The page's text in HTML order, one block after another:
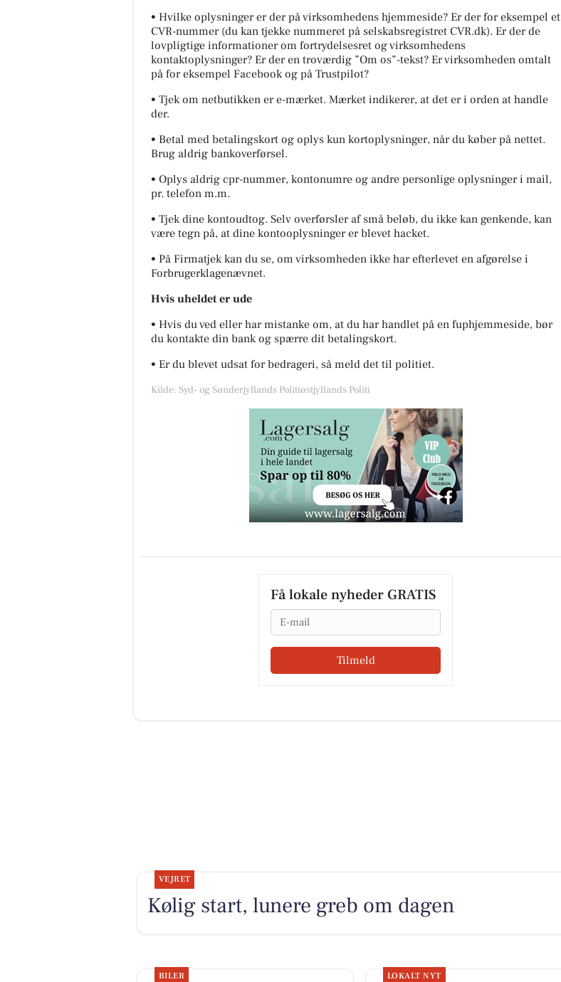
• Hvilke oplysninger er der på virksomhedens hjemmeside? Er der for eksempel et
CVR-nummer (du kan tjekke nummeret på selskabsregistret CVR.dk). Er der de
lovpligtige informationer om fortrydelsesret og virksomhedens
kontaktoplysninger? Er der en troværdig ”Om os”-tekst? Er virksomheden omtalt
på for eksempel Facebook og på Trustpilot?
• Tjek om netbutikken er e-mærket. Mærket indikerer, at det er i orden at handle
der.
• Betal med betalingskort og oplys kun kortoplysninger, når du køber på nettet.
Brug aldrig bankoverførsel.
• Oplys aldrig cpr-nummer, kontonumre og andre personlige oplysninger i mail,
pr. telefon m.m.
• Tjek dine kontoudtog. Selv overførsler af små beløb, du ikke kan genkende, kan
være tegn på, at dine kontooplysninger er blevet hacket.
• På Firmatjek kan du se, om virksomheden ikke har efterlevet en afgørelse i
Forbrugerklagenævnet.
Hvis uheldet er ude
• Hvis du ved eller har mistanke om, at du har handlet på en fuphjemmeside, bør
du kontakte din bank og spærre dit betalingskort.
• Er du blevet udsat for bedrageri, så meld det til politiet.
Kilde: Syd- og Sønderjyllands Politiøstjyllands Politi
Få lokale nyheder GRATIS
Email
Tilmeld
VEJRET
Kølig start, lunere greb om dagen
BILER LOKALT NYT